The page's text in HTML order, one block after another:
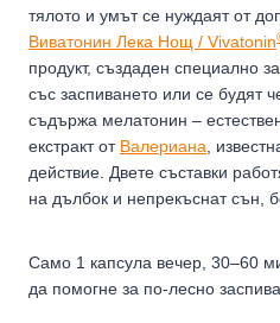
тялото и умът се нуждаят от
Виватонин Лека Нощ / Vivatonin
продукт, създаден специално
със заспиването или се будят
съдържа мелатонин –
екстракт от Валериана ,
действие. Двете съставки
на дълбок и непрекъснат сън,
Само 1 капсула вечер, 30–60
да помогне за по-лесно